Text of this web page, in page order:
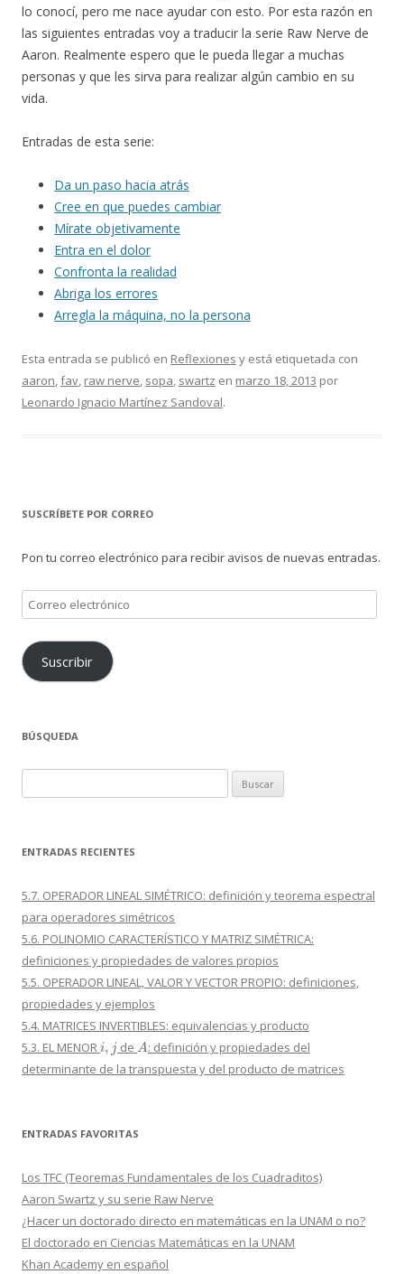
lo conocí, pero me nace ayudar con esto. Por esta razón en
las siguientes entradas voy a traducir la serie Raw Nerve de
Aaron. Realmente espero que le pueda llegar a muchas
personas y que les sirva para realizar algún cambio en su
vida.
Entradas de esta serie:
Da un paso hacia atrás
Cree en que puedes cambiar
Mírate objetivamente
Entra en el dolor
Confronta la realidad
Abriga los errores
Arregla la máquina, no la persona
Esta entrada se publicó en Reflexiones y está etiquetada con
aaron,fav, raw nerve, sopa, swartz en marzo 18, 2013 por
Leonardo Ignacio Martínez Sandoval.
SUSCRÍBETE POR CORREO
Pon tu correo electrónico para recibir avisos de nuevas entradas.
Correo
electrónico
Suscribir
BÚSQUEDA
ENTRADAS RECIENTES
5.7. OPERADOR LINEAL SIMÉTRICO: definición y teorema espectral
para operadores simétricos
5.6. POLINOMIO CARACTERÍSTICO Y MATRIZ SIMÉTRICA:
definiciones y propiedades de valores propios
5.5. OPERADOR LINEAL, VALOR Y VECTOR PROPIO: definiciones,
propiedades y ejemplos
5.4. MATRICES INVERTIBLES: equivalencias y producto
5.3. EL MENORi,j de A: definición y propiedades del
determinante de la transpuesta y del producto de matrices
ENTRADAS FAVORITAS
Los TFC (Teoremas Fundamentales de los Cuadraditos)
Aaron Swartz y su serie Raw Nerve
¿Hacer un doctorado directo en matemáticas en la UNAM o no?
El doctorado en Ciencias Matemáticas en la UNAM
Khan Academy en español